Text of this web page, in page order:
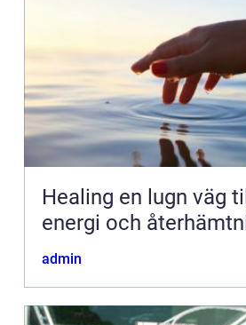
Healing en lugn väg till balans,
energi och
admin